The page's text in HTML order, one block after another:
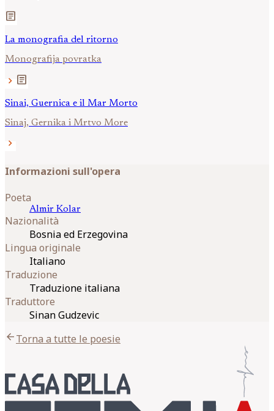
article
La monografia del ritorno
Monografija povratka
chevron_right article
Sinai, Guernica e il Mar Morto
Sinaj, Gernika i Mrtvo More
chevron_right
Informazioni sull'opera
Poeta
Almir Kolar
Nazionalità
Bosnia ed Erzegovina
Lingua originale
Italiano
Traduzione
Traduzione italiana
Traduttore
Sinan Gudzevic
arrow_backTorna a tutte le poesie